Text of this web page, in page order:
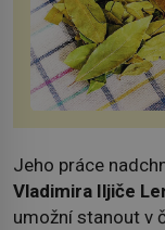
Jeho práce
Vladimira Iljiče
umožní stanout v